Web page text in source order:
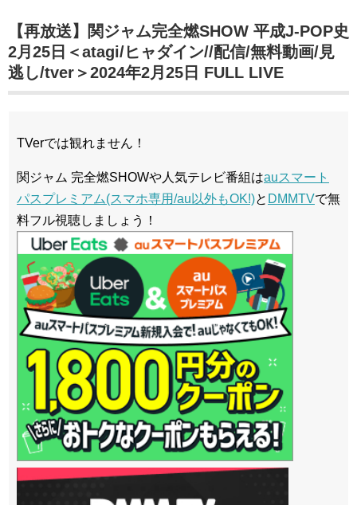
【再放送】関ジャム完全燃SHOW 平成J-POP史
2月25日＜atagi/ヒャダイン//配信/無料動画/見
逃し/tver＞2024年2月25日 FULL LIVE
TVerでは観れません！
関ジャム 完全燃SHOWや人気テレビ番組はauスマート
パスプレミアム(スマホ専用/au以外もOK!)と DMMTVで無
料フル視聴しましょう！